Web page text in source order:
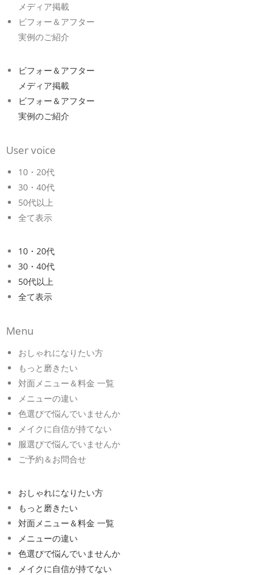
メディア掲載
ビフォー＆アフター
実例のご紹介
ビフォー＆アフター
メディア掲載
ビフォー＆アフター
実例のご紹介
User voice
10・20代
30・40代
50代以上
全て表示
10・20代
30・40代
50代以上
全て表示
Menu
おしゃれになりたい方
もっと磨きたい
対面メニュー＆料金 一覧
メニューの違い
色選びで悩んでいませんか
メイクに自信が持てない
服選びで悩んでいませんか
ご予約＆お問合せ
おしゃれになりたい方
もっと磨きたい
対面メニュー＆料金 一覧
メニューの違い
色選びで悩んでいませんか
メイクに自信が持てない